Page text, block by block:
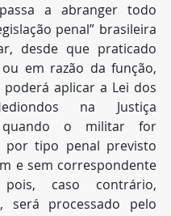
a abranger todo
penal” brasileira
desde que praticado
em razão da função,
aplicar a Lei dos
na Justiça
quando o militar for
por tipo penal previsto
e sem correspondente
caso contrário,
será processado pelo